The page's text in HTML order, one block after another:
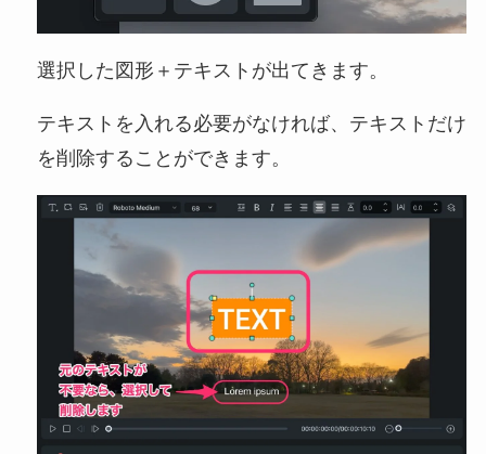
選択した図形＋テキストが出てきます。
テキストを入れる必要がなければ、テキストだけ
を削除することができます。